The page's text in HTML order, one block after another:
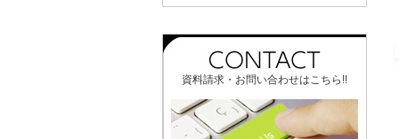
資料請求・お問い合わせはこちら!!